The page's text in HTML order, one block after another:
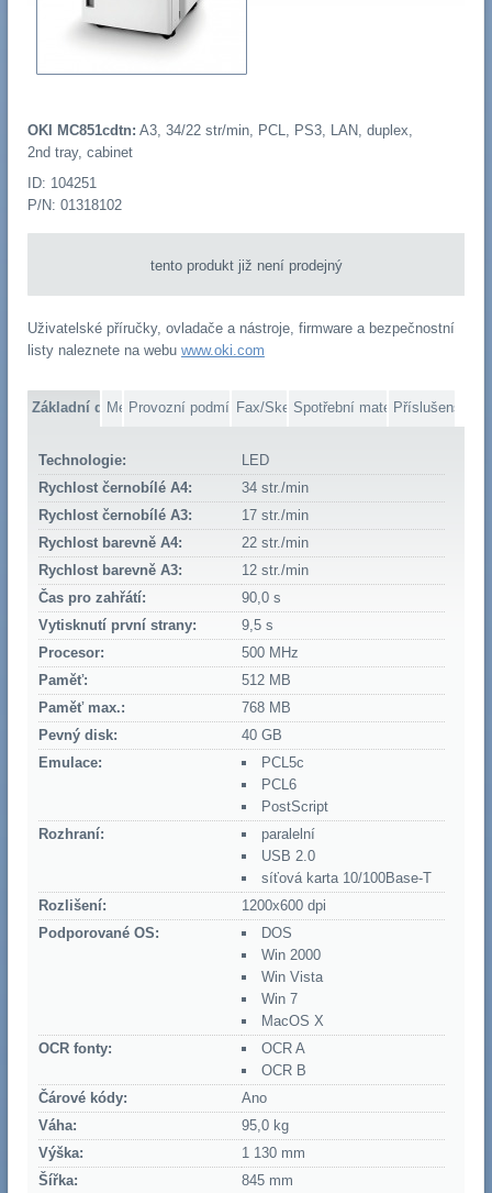
OKI MC851cdtn: A3, 34/22 str/min, PCL, PS3, LAN, duplex,
2nd tray, cabinet
ID: 104251
P/N: 01318102
tento produkt již není prodejný
Uživatelské příručky, ovladače a nástroje, firmware a bezpečnostní
listy naleznete na webu www.oki.com
Základní dataMédiaProvozní podmínkyFax/SkenerSpotřební materiálPříslušenství
Technologie:
LED
Rychlost černobílé A4:
34 str./min
Rychlost černobílé A3:
17 str./min
Rychlost barevně A4:
22 str./min
Rychlost barevně A3:
12 str./min
Čas pro zahřátí:
90,0 s
Vytisknutí první strany:
9,5 s
Procesor:
500 MHz
Paměť:
512 MB
Paměť max.:
768 MB
Pevný disk:
40 GB
Emulace:
PCL5c
PCL6
PostScript
Rozhraní:
paralelní
USB 2.0
síťová karta 10/100Base-T
Rozlišení:
1200x600 dpi
Podporované OS:
DOS
Win 2000
Win Vista
Win 7
MacOS X
OCR fonty:
OCR A
OCR B
Čárové kódy:
Ano
Váha:
95,0 kg
Výška:
1 130 mm
Šířka:
845 mm